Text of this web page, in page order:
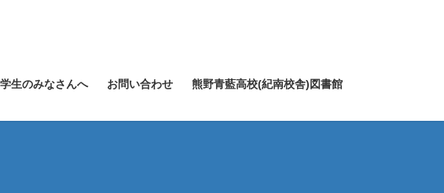
生のみなさんへ お問い合わせ 熊野青藍高校(紀南校舎)図書館